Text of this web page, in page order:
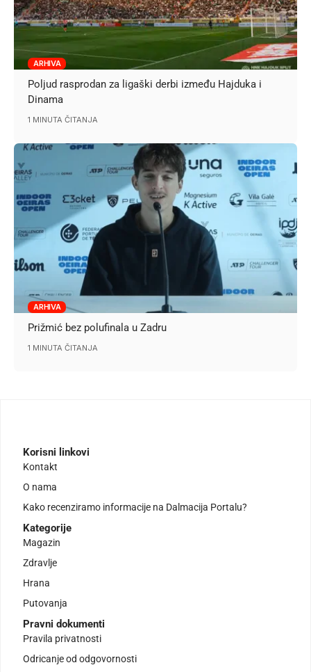
ARHIVA
Poljud rasprodan za ligaški derbi između Hajduka i
Dinama
1 MINUTA ČITANJA
ARHIVA
Prižmić bez polufinala u Zadru
1 MINUTA ČITANJA
Korisni linkovi
Kontakt
O nama
Kako recenziramo informacije na Dalmacija Portalu?
Kategorije
Magazin
Zdravlje
Hrana
Putovanja
Pravni dokumenti
Pravila privatnosti
Odricanje od odgovornosti